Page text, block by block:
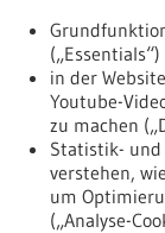
Nach oben
(„Essentials“)
in der
Youtube-
zu machen
Statistik- und
verstehen,
um
(„Analyse-